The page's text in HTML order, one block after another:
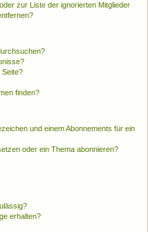
zur Liste der ignorierten Mitglieder
Seite?
finden?
und einem Abonnements für ein
oder ein Thema abonnieren?
erhalten?